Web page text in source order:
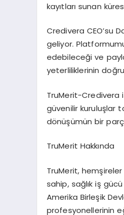
kayıtlarısunan kü
Credivera CEO’su
geliyor.
edebileceği ve
yeterliliklerinin doğ
TruMerit-Credivera i
güvenilir kuruluşlar
dönüşümün bir parç
TruMerit Hakkında
TruMerit, hemş
sahip, sağlık iş güc
Amerika Birleşik
profesyonellerinin e